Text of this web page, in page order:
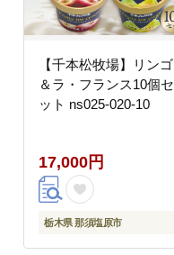
【千本松牧場】リンゴ
＆ラ・フランス10個セ
ット ns025-020-10
17,000円
栃木県 那須塩原市